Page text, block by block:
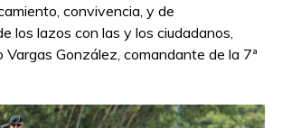
convivencia, y de
los lazos con las y los ciudadanos,
Vargas González, comandante de la 7ª